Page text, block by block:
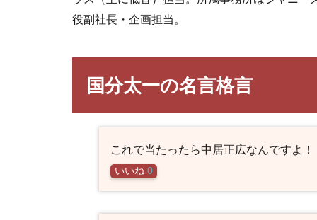
役副社長・企画担当。
国分太一の名言格言
これで当たったら中居正広なんですよ！
いいね 0